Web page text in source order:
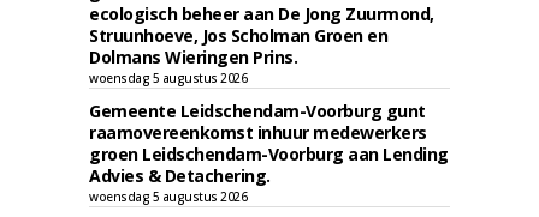
ecologisch beheer aan De Jong Zuurmond,
Struunhoeve, Jos Scholman Groen en
Dolmans Wieringen Prins.
woensdag 5 augustus 2026
Gemeente Leidschendam-Voorburg gunt
raamovereenkomst inhuur medewerkers
groen Leidschendam-Voorburg aan Lending
Advies & Detachering.
woensdag 5 augustus 2026